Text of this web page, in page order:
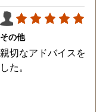
その他
親切なアドバイスを頂き
した。